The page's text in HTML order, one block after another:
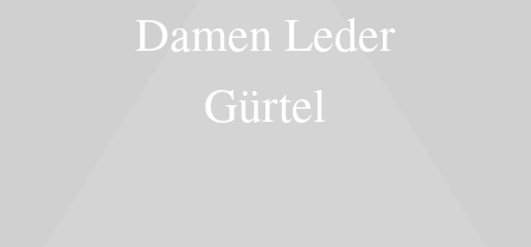
Damen Leder
Gürtel